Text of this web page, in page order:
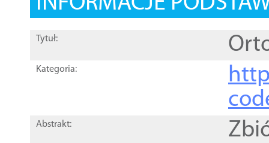
Tytuł:
Kategoria:
Abstrakt: